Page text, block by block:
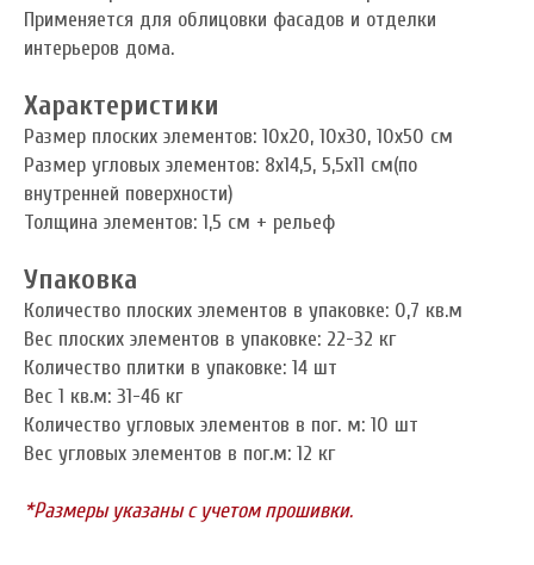
Применяется для облицовки фасадов и отделки
интерьеров дома.
Характеристики
Размер плоских элементов: 10х20, 10х30, 10х50 см
Размер угловых элементов: 8х14,5, 5,5х11 см(по
внутренней поверхности)
Толщина элементов: 1,5 см + рельеф
Упаковка
Количество плоских элементов в упаковке: 0,7 кв.м
Вес плоских элементов в упаковке: 22-32 кг
Количество плитки в упаковке: 14 шт
Вес 1 кв.м: 31-46 кг
Количество угловых элементов в пог. м: 10 шт
Вес угловых элементов в пог.м: 12 кг
*Размеры указаны с учетом прошивки.